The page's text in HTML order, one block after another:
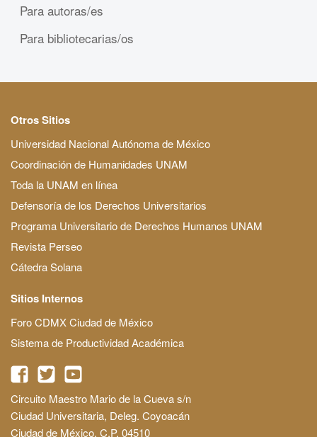
Para autoras/es
Para bibliotecarias/os
Otros Sitios
Universidad Nacional Autónoma de México
Coordinación de Humanidades UNAM
Toda la UNAM en línea
Defensoría de los Derechos Universitarios
Programa Universitario de Derechos Humanos UNAM
Revista Perseo
Cátedra Solana
Sitios Internos
Foro CDMX Ciudad de México
Sistema de Productividad Académica
Circuito Maestro Mario de la Cueva s/n
Ciudad Universitaria, Deleg. Coyoacán
Ciudad de México, C.P. 04510